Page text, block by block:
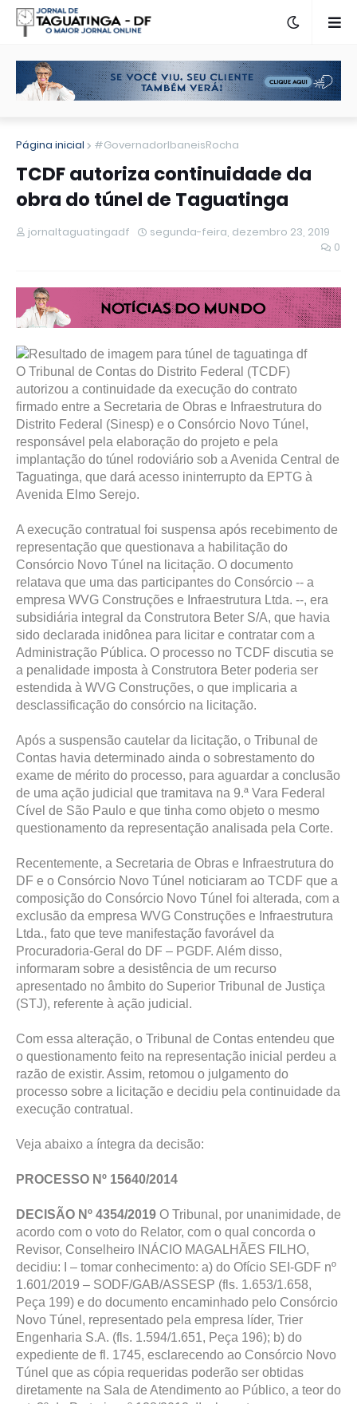
Página inicial #GovernadorIbaneisRocha
TCDF autoriza continuidade da
obra do túnel de Taguatinga
jornaltaguatingadf
segunda-feira, dezembro 23, 2019
0
O Tribunal de Contas do Distrito Federal (TCDF)
autorizou a continuidade da execução do contrato
firmado entre a Secretaria de Obras e Infraestrutura do
Distrito Federal (Sinesp) e o Consórcio Novo Túnel,
responsável pela elaboração do projeto e pela
implantação do túnel rodoviário sob a Avenida Central de
Taguatinga, que dará acesso ininterrupto da EPTG à
Avenida Elmo Serejo.
A execução contratual foi suspensa após recebimento de
representação que questionava a habilitação do
Consórcio Novo Túnel na licitação. O documento
relatava que uma das participantes do Consórcio -- a
empresa WVG Construções e Infraestrutura Ltda. --, era
subsidiária integral da Construtora Beter S/A, que havia
sido declarada inidônea para licitar e contratar com a
Administração Pública. O processo no TCDF discutia se
a penalidade imposta à Construtora Beter poderia ser
estendida à WVG Construções, o que implicaria a
desclassificação do consórcio na licitação.
Após a suspensão cautelar da licitação, o Tribunal de
Contas havia determinado ainda o sobrestamento do
exame de mérito do processo, para aguardar a conclusão
de uma ação judicial que tramitava na 9.ª Vara Federal
Cível de São Paulo e que tinha como objeto o mesmo
questionamento da representação analisada pela Corte.
Recentemente, a Secretaria de Obras e Infraestrutura do
DF e o Consórcio Novo Túnel noticiaram ao TCDF que a
composição do Consórcio Novo Túnel foi alterada, com a
exclusão da empresa WVG Construções e Infraestrutura
Ltda., fato que teve manifestação favorável da
Procuradoria-Geral do DF – PGDF. Além disso,
informaram sobre a desistência de um recurso
apresentado no âmbito do Superior Tribunal de Justiça
(STJ), referente à ação judicial.
Com essa alteração, o Tribunal de Contas entendeu que
o questionamento feito na representação inicial perdeu a
razão de existir. Assim, retomou o julgamento do
processo sobre a licitação e decidiu pela continuidade da
execução contratual.
Veja abaixo a íntegra da decisão:
PROCESSO Nº 15640/2014
DECISÃO Nº 4354/2019 O Tribunal, por unanimidade, de
acordo com o voto do Relator, com o qual concorda o
Revisor, Conselheiro INÁCIO MAGALHÃES FILHO,
decidiu: I – tomar conhecimento: a) do Ofício SEI-GDF nº
1.601/2019 – SODF/GAB/ASSESP (fls. 1.653/1.658,
Peça 199) e do documento encaminhado pelo Consórcio
Novo Túnel, representado pela empresa líder, Trier
Engenharia S.A. (fls. 1.594/1.651, Peça 196); b) do
expediente de fl. 1745, esclarecendo ao Consórcio Novo
Túnel que as cópia requeridas poderão ser obtidas
diretamente na Sala de Atendimento ao Público, a teor do